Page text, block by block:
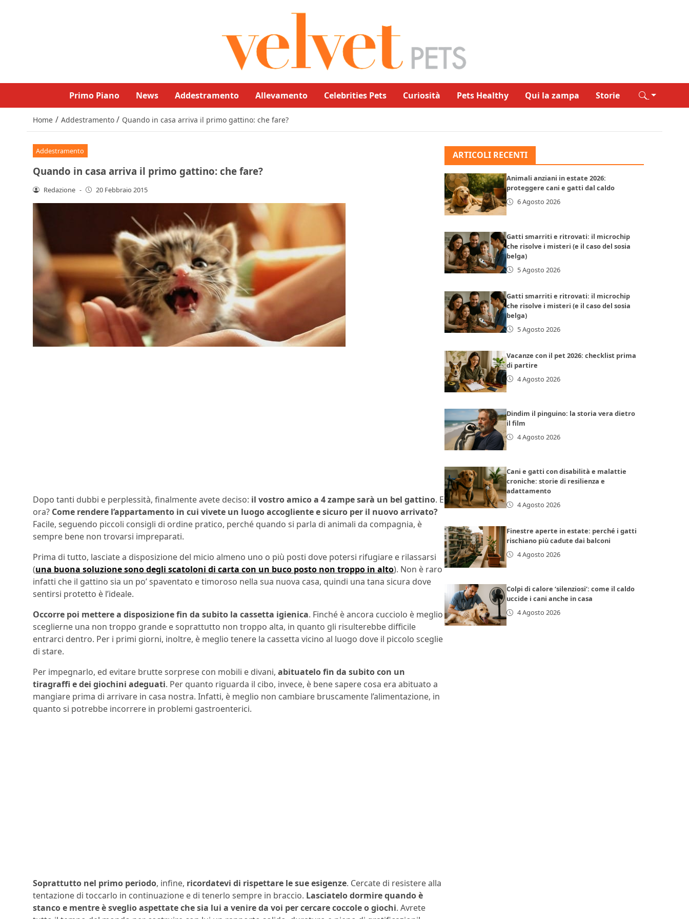
Primo Piano News Addestramento Allevamento Celebrities Pets Curiosità Pets Healthy Qui la zampa Storie
Home / Addestramento / Quando in casa arriva il primo gattino: che fare?
Addestramento
Quando in casa arriva il primo gattino: che fare?
Redazione - 20 Febbraio 2015
Dopo tanti dubbi e perplessità, finalmente avete deciso: il vostro amico a 4 zampe sarà un bel gattino. E
ora? Come rendere l’appartamento in cui vivete un luogo accogliente e sicuro per il nuovo arrivato?
Facile, seguendo piccoli consigli di ordine pratico, perché quando si parla di animali da compagnia, è
sempre bene non trovarsi impreparati.
Prima di tutto, lasciate a disposizione del micio almeno uno o più posti dove potersi rifugiare e rilassarsi
(una buona soluzione sono degli scatoloni di carta con un buco posto non troppo in alto). Non è raro
infatti che il gattino sia un po’ spaventato e timoroso nella sua nuova casa, quindi una tana sicura dove
sentirsi protetto è l’ideale.
Occorre poi mettere a disposizione fin da subito la cassetta igienica. Finché è ancora cucciolo è meglio
sceglierne una non troppo grande e soprattutto non troppo alta, in quanto gli risulterebbe difficile
entrarci dentro. Per i primi giorni, inoltre, è meglio tenere la cassetta vicino al luogo dove il piccolo sceglie
di stare.
Per impegnarlo, ed evitare brutte sorprese con mobili e divani, abituatelo fin da subito con un
tiragraffi e dei giochini adeguati. Per quanto riguarda il cibo, invece, è bene sapere cosa era abituato a
mangiare prima di arrivare in casa nostra. Infatti, è meglio non cambiare bruscamente l’alimentazione, in
quanto si potrebbe incorrere in problemi gastroenterici.
Soprattutto nel primo periodo, infine, ricordatevi di rispettare le sue esigenze. Cercate di resistere alla
tentazione di toccarlo in continuazione e di tenerlo sempre in braccio. Lasciatelo dormire quando è
stanco e mentre è sveglio aspettate che sia lui a venire da voi per cercare coccole o giochi. Avrete
ARTICOLI RECENTI
Animali anziani in estate 2026:
proteggere cani e gatti dal caldo
6 Agosto 2026
Gatti smarriti e ritrovati: il microchip
che risolve i misteri (e il caso del sosia
belga)
5 Agosto 2026
Gatti smarriti e ritrovati: il microchip
che risolve i misteri (e il caso del sosia
belga)
5 Agosto 2026
Vacanze con il pet 2026: checklist prima
di partire
4 Agosto 2026
Dindim il pinguino: la storia vera dietro
il film
4 Agosto 2026
Cani e gatti con disabilità e malattie
croniche: storie di resilienza e
adattamento
4 Agosto 2026
Finestre aperte in estate: perché i gatti
rischiano più cadute dai balconi
4 Agosto 2026
Colpi di calore ‘silenziosi’: come il caldo
uccide i cani anche in casa
4 Agosto 2026